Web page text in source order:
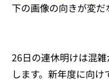
下の画像の向きが変だ
26日の連休明けは混
します。新年度に向